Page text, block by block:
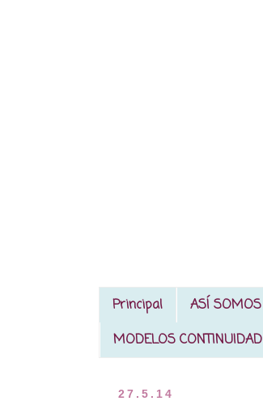
Principal ASÍ SOMOS
MODELOS CONTINUIDAD
27.5.14